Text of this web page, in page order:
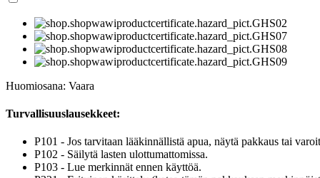
Huomiosana: Vaara
Turvallisuuslausekkeet:
P101 - Jos tarvitaan lääkinnällistä apua, näytä pakkaus tai
P102 - Säilytä lasten ulottumattomissa.
P103 - Lue merkinnät ennen käyttöä.